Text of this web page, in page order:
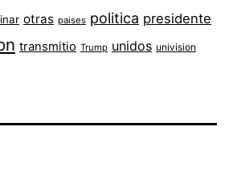
otras paises politica presidente
transmitio Trump unidos univision